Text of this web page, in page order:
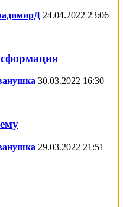
24.04.2022 23:06
30.03.2022 16:30
29.03.2022 21:51